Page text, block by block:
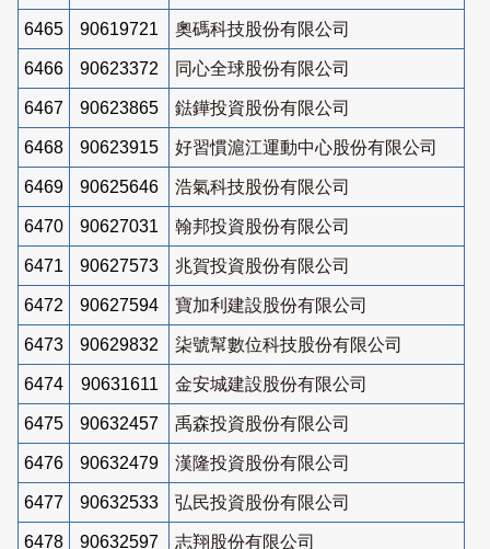
6465 90619721 奧碼科技股份有限公司
6466 90623372 同心全球股份有限公司
6467 90623865 鍅鏵投資股份有限公司
6468 90623915 好習慣滬江運動中心股份有限公司
6469 90625646 浩氣科技股份有限公司
6470 90627031 翰邦投資股份有限公司
6471 90627573 兆賀投資股份有限公司
6472 90627594 寶加利建設股份有限公司
6473 90629832 柒號幫數位科技股份有限公司
6474 90631611 金安城建設股份有限公司
6475 90632457 禹森投資股份有限公司
6476 90632479 漢隆投資股份有限公司
6477 90632533 弘民投資股份有限公司
6478 90632597 志翔股份有限公司